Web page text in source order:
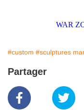
WAR
#custom #sculptures
Partager